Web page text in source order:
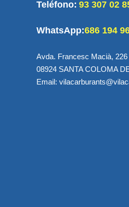
Teléfono: 93 307 02
WhatsApp:686 194
Avda. Francesc Macià, 226
08924 SANTA COLOMA
Email: